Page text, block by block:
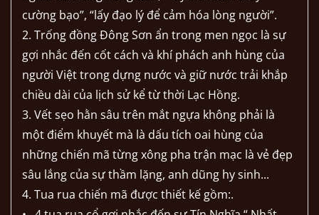
cường bạo”, “lấy đạo lý để cảm hóa lòng người”.
2. Trống đồng Đông Sơn ẩn trong men ngọc là sự
gợi nhắc đến cốt cách và khí phách anh hùng của
người Việt trong dựng nước và giữ nước trải khắp
chiều dài của lịch sử kể từ thời Lạc Hồng.
3. Vết sẹo hằn sâu trên mắt ngựa không phải là
một điểm khuyết mà là dấu tích oai hùng của
những chiến mã từng xông pha trận mạc là vẻ đẹp
sâu lắng của sự thầm lặng, anh dũng hy sinh...
4. Tua rua chiến mã được thiết kế gồm:.